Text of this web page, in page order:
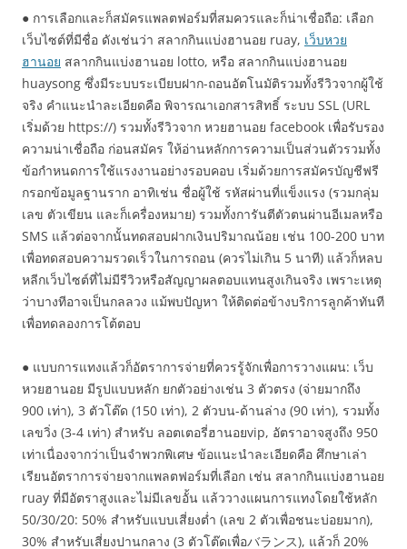
● การเลือกและก็สมัครแพลตฟอร์มที่สมควรและก็น่าเชื่อถือ: เลือก
เว็บไซต์ที่มีชื่อ ดังเช่นว่า สลากกินแบ่งฮานอย ruay, เว็บหวย
ฮานอย สลากกินแบ่งฮานอย lotto, หรือ สลากกินแบ่งฮานอย
huaysong ซึ่งมีระบบระเบียบฝาก-ถอนอัตโนมัติรวมทั้งรีวิวจากผู้ใช้
จริง คำแนะนำละเอียดคือ พิจารณาเอกสารสิทธิ์ ระบบ SSL (URL
เริ่มด้วย https://) รวมทั้งรีวิวจาก หวยฮานอย facebook เพื่อรับรอง
ความน่าเชื่อถือ ก่อนสมัคร ให้อ่านหลักการความเป็นส่วนตัวรวมทั้ง
ข้อกำหนดการใช้แรงงานอย่างรอบคอบ เริ่มด้วยการสมัครบัญชีฟรี
กรอกข้อมูลฐานราก อาทิเช่น ชื่อผู้ใช้ รหัสผ่านที่แข็งแรง (รวมกลุ่ม
เลข ตัวเขียน และก็เครื่องหมาย) รวมทั้งการันตีตัวตนผ่านอีเมลหรือ
SMS แล้วต่อจากนั้นทดสอบฝากเงินปริมาณน้อย เช่น 100-200 บาท
เพื่อทดสอบความรวดเร็วในการถอน (ควรไม่เกิน 5 นาที) แล้วก็หลบ
หลีกเว็บไซต์ที่ไม่มีรีวิวหรือสัญญาผลตอบแทนสูงเกินจริง เพราะเหตุ
ว่าบางทีอาจเป็นกลลวง แม้พบปัญหา ให้ติดต่อข้างบริการลูกค้าทันที
เพื่อทดลองการโต้ตอบ
● แบบการแทงแล้วก็อัตราการจ่ายที่ควรรู้จักเพื่อการวางแผน: เว็บ
หวยฮานอย มีรูปแบบหลัก ยกตัวอย่างเช่น 3 ตัวตรง (จ่ายมากถึง
900 เท่า), 3 ตัวโต๊ด (150 เท่า), 2 ตัวบน-ด้านล่าง (90 เท่า), รวมทั้ง
เลขวิ่ง (3-4 เท่า) สำหรับ ลอตเตอรี่ฮานอยvip, อัตราอาจสูงถึง 950
เท่าเนื่องจากว่าเป็นจำพวกพิเศษ ข้อแนะนำละเอียดคือ ศึกษาเล่า
เรียนอัตราการจ่ายจากแพลตฟอร์มที่เลือก เช่น สลากกินแบ่งฮานอย
ruay ที่มีอัตราสูงและไม่มีเลขอั้น แล้ววางแผนการแทงโดยใช้หลัก
50/30/20: 50% สำหรับแบบเสี่ยงต่ำ (เลข 2 ตัวเพื่อชนะบ่อยมาก),
30% สำหรับเสี่ยงปานกลาง (3 ตัวโต๊ดเพื่อバランス), แล้วก็ 20%